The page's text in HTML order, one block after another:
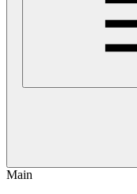
Main